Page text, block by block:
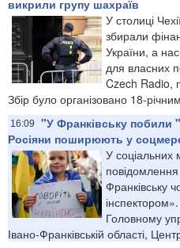
викрили групу шахраїв
У столиці
збирали
України, а
для власних
Czech Radio,
Збір було організовано 18-
16:09
"У Франківську побили
Росіяни поширюють у
У
Франківську
Головному
Івано-Франківській області,